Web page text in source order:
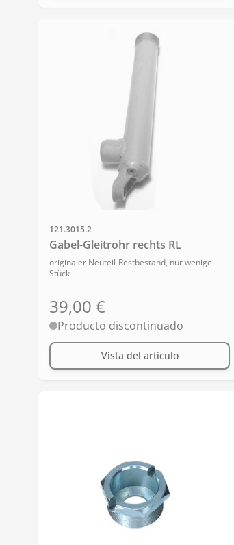
SKU
121.3015.2
Gabel-Gleitrohr rechts RL
originaler Neuteil-Restbestand, nur wenige
Stück
39,00 €
Producto discontinuado
Vista del artículo